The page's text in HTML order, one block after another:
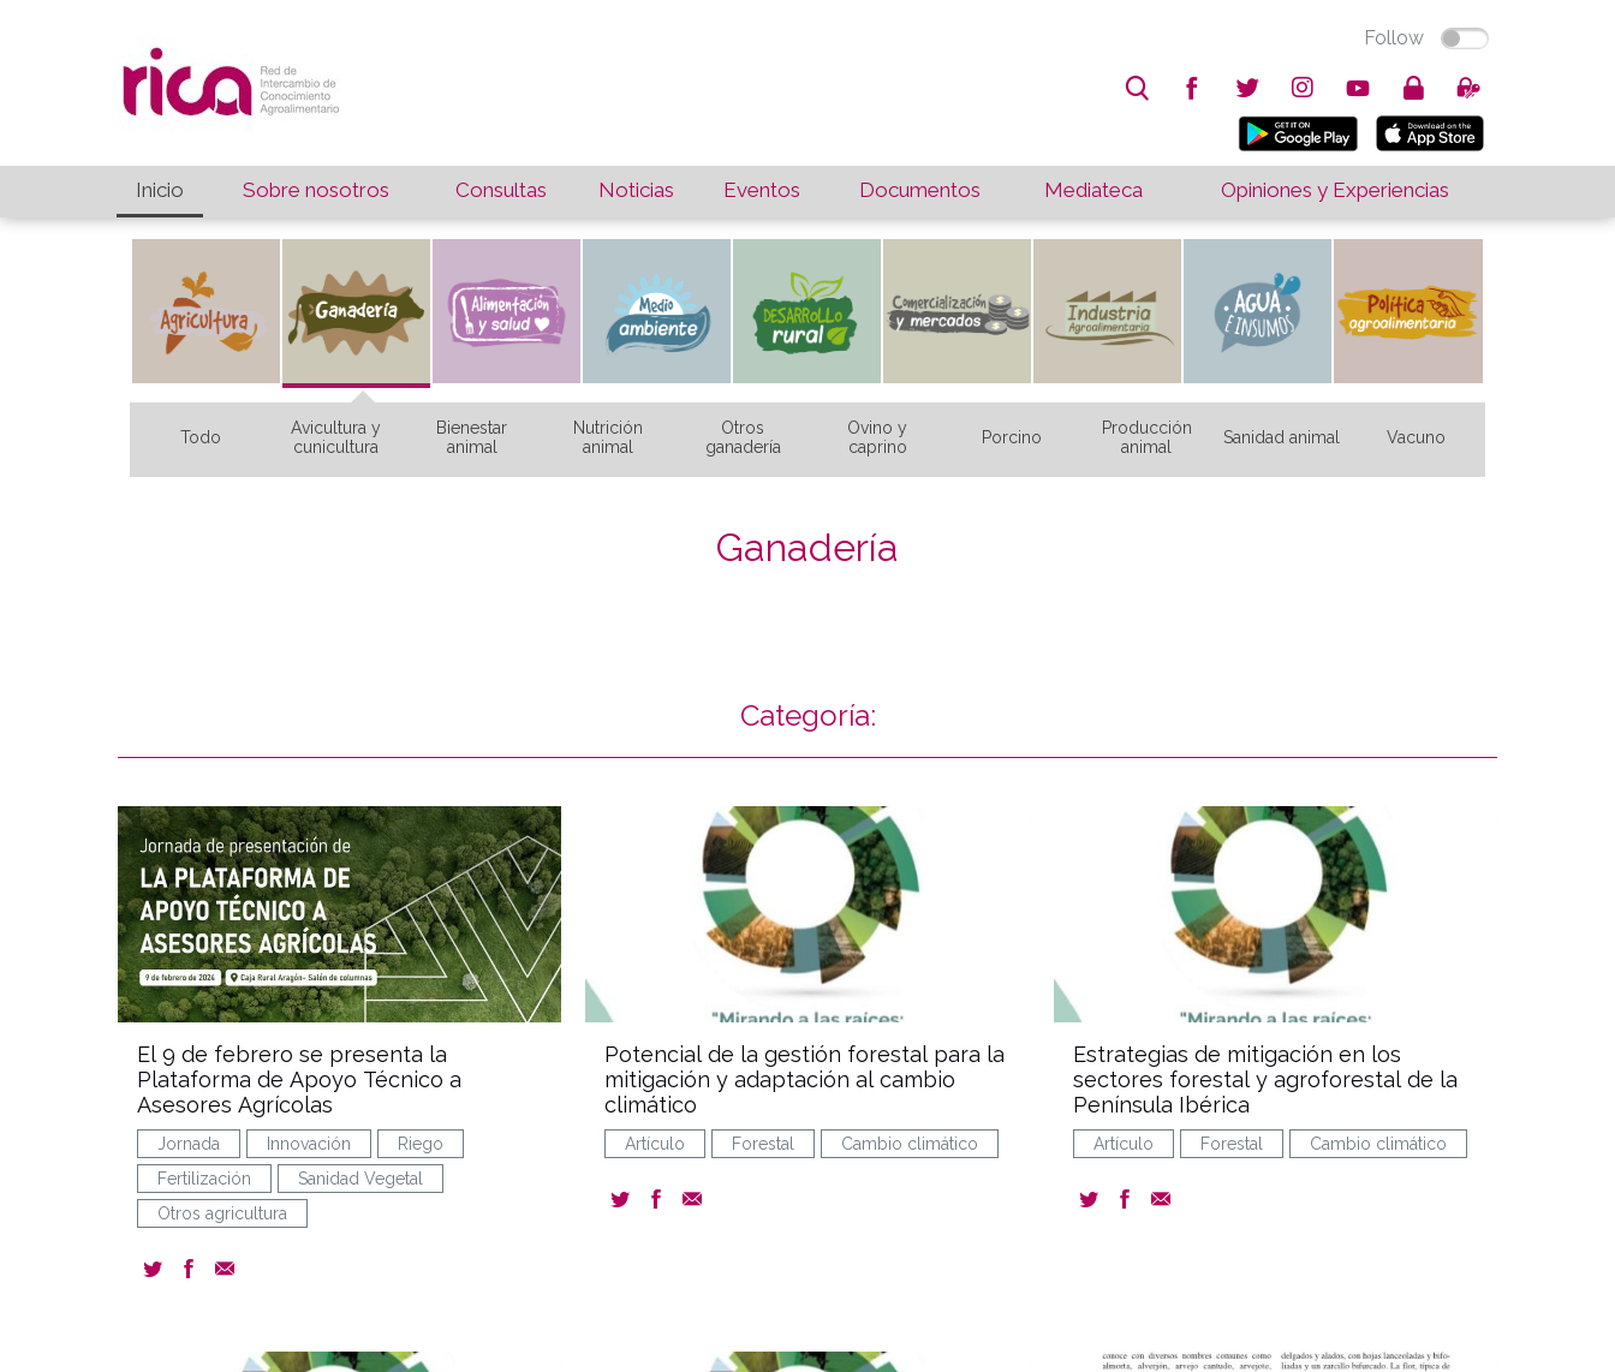
Follow
Inicio Sobre nosotros Consultas Noticias Eventos Documentos Mediateca Opiniones y Experiencias
Todo
Avicultura y
cunicultura
Bienestar
animal
Nutrición
animal
Otros
ganadería
Ovino y
caprino
Porcino
Producción
animal
Sanidad animal Vacuno
Ganadería
Categoría:
news
El 9 de febrero se presenta la
Plataforma de Apoyo Técnico a
Asesores Agrícolas
Jornada Innovación
Riego
Fertilización
Sanidad Vegetal
Otros agricultura
Potencial de la gestión forestal para la
mitigación y adaptación al cambio
climático
Artículo Forestal Cambio climático
Estrategias de mitigación en los
sectores forestal y agroforestal de la
Península Ibérica
Artículo Forestal Cambio climático
document